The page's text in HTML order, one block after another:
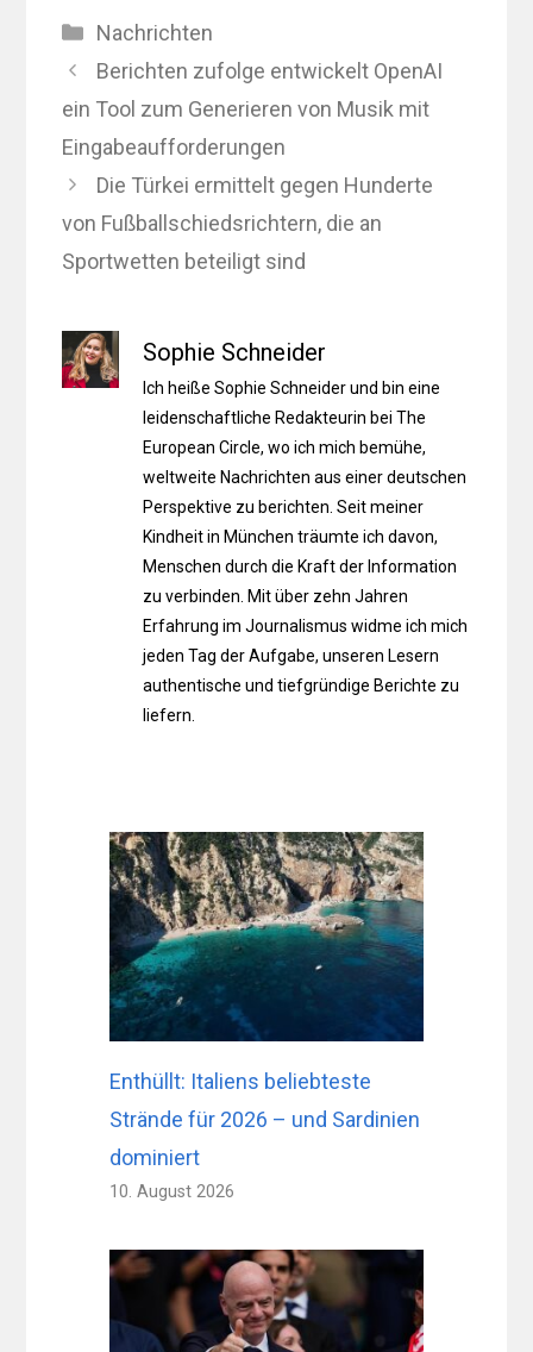
Kategorien
Nachrichten
Berichten zufolge entwickelt OpenAI
ein Tool zum Generieren von Musik mit
Eingabeaufforderungen
Die Türkei ermittelt gegen Hunderte
von Fußballschiedsrichtern, die an
Sportwetten beteiligt sind
Sophie Schneider
Ich heiße Sophie Schneider und bin eine
leidenschaftliche Redakteurin bei The
European Circle, wo ich mich bemühe,
weltweite Nachrichten aus einer deutschen
Perspektive zu berichten. Seit meiner
Kindheit in München träumte ich davon,
Menschen durch die Kraft der Information
zu verbinden. Mit über zehn Jahren
Erfahrung im Journalismus widme ich mich
jeden Tag der Aufgabe, unseren Lesern
authentische und tiefgründige Berichte zu
liefern.
Enthüllt: Italiens beliebteste
Strände für 2026 – und Sardinien
dominiert
10. August 2026